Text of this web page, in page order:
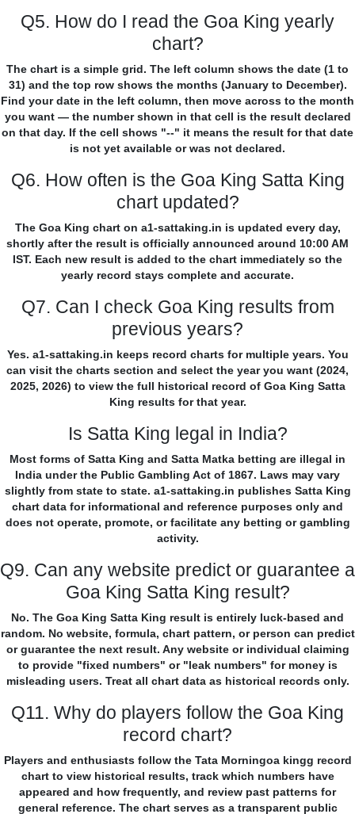
Q5. How do I read the Goa King yearly
chart?
The chart is a simple grid. The left column shows the date (1 to
31) and the top row shows the months (January to December).
Find your date in the left column, then move across to the month
you want — the number shown in that cell is the result declared
on that day. If the cell shows "--" it means the result for that date
is not yet available or was not declared.
Q6. How often is the Goa King Satta King
chart updated?
The Goa King chart on a1-sattaking.in is updated every day,
shortly after the result is officially announced around 10:00 AM
IST. Each new result is added to the chart immediately so the
yearly record stays complete and accurate.
Q7. Can I check Goa King results from
previous years?
Yes. a1-sattaking.in keeps record charts for multiple years. You
can visit the charts section and select the year you want (2024,
2025, 2026) to view the full historical record of Goa King Satta
King results for that year.
Is Satta King legal in India?
Most forms of Satta King and Satta Matka betting are illegal in
India under the Public Gambling Act of 1867. Laws may vary
slightly from state to state. a1-sattaking.in publishes Satta King
chart data for informational and reference purposes only and
does not operate, promote, or facilitate any betting or gambling
activity.
Q9. Can any website predict or guarantee a
Goa King Satta King result?
No. The Goa King Satta King result is entirely luck-based and
random. No website, formula, chart pattern, or person can predict
or guarantee the next result. Any website or individual claiming
to provide "fixed numbers" or "leak numbers" for money is
misleading users. Treat all chart data as historical records only.
Q11. Why do players follow the Goa King
record chart?
Players and enthusiasts follow the Tata Morningoa kingg record
chart to view historical results, track which numbers have
appeared and how frequently, and review past patterns for
general reference. The chart serves as a transparent public